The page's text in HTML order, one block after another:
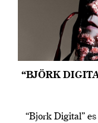
“BJÖRK
“Bjork Digital”